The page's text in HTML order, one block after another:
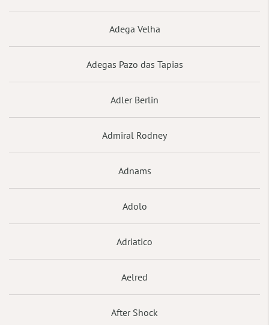
Adega Velha
Adegas Pazo das Tapias
Adler Berlin
Admiral Rodney
Adnams
Adolo
Adriatico
Aelred
After Shock